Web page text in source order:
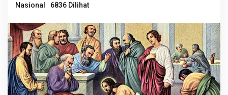
Nasional
6836 Dilihat